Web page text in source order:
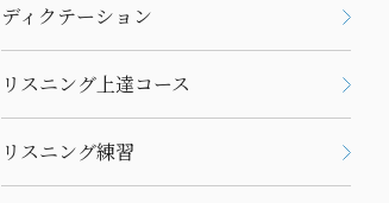
ディクテーション
リスニング上達コース
リスニング練習